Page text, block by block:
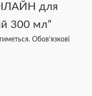
для
300 мл”
Обов’язкові